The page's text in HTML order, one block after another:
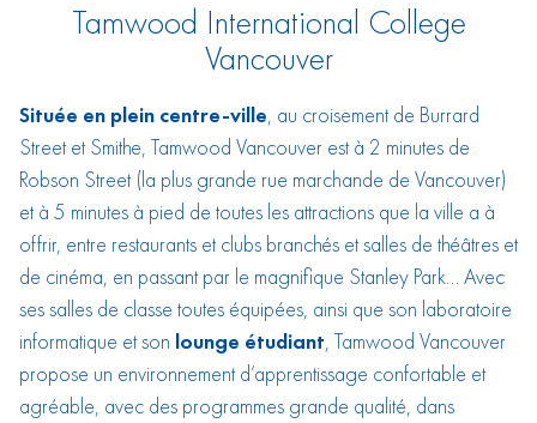
Tamwood International College
Vancouver
Située en plein centre-ville, au croisement de Burrard
Street et Smithe, Tamwood Vancouver est à 2 minutes de
Robson Street (la plus grande rue marchande de Vancouver)
et à 5 minutes à pied de toutes les attractions que la ville a à
offrir, entre restaurants et clubs branchés et salles de théâtres et
de cinéma, en passant par le magnifique Stanley Park… Avec
ses salles de classe toutes équipées, ainsi que son laboratoire
informatique et son lounge étudiant, Tamwood Vancouver
propose un environnement d’apprentissage confortable et
agréable, avec des programmes grande qualité, dans